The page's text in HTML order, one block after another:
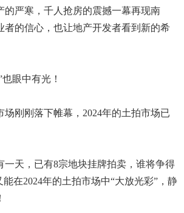
的严寒，千人抢房的震撼一幕再现南
者的信心，也让地产开发者看到新的希
眼中有光！
场刚刚落下帷幕，2024年的土拍市场已
一天，已有8宗地块挂牌拍卖，谁将争得
能在2024年的土拍市场中“大放光彩”，静